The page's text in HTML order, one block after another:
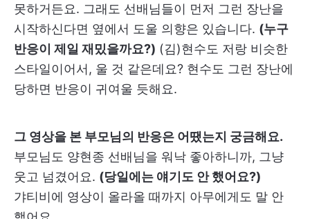
못하거든요. 그래도 선배님들이 먼저 그런 장난을
시작하신다면 옆에서 도울 의향은 있습니다. (누구
반응이 제일 재밌을까요?) (김)현수도 저랑 비슷한
스타일이어서, 울 것 같은데요? 현수도 그런 장난에
당하면 반응이 귀여울 듯해요.
그 영상을 본 부모님의 반응은 어땠는지 궁금해요.
부모님도 양현종 선배님을 워낙 좋아하니까, 그냥
웃고 넘겼어요. (당일에는 얘기도 안 했어요?)
갸티비에 영상이 올라올 때까지 아무에게도 말 안